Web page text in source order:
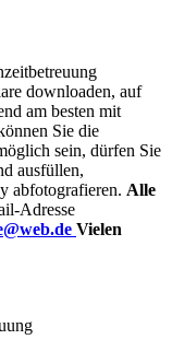
downloaden, auf
am besten mit
Sie die
sein, dürfen Sie
ausfüllen,
abfotografieren. Alle
Adresse
Vielen